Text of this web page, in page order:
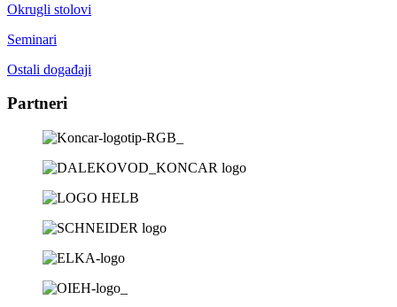
Okrugli stolovi
Seminari
Ostali događaji
Partneri